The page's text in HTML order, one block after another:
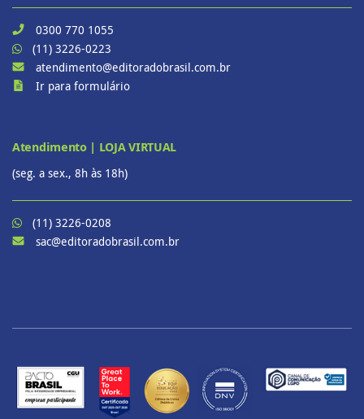
0300 770 1055
(11) 3226-0223
atendimento@editoradobrasil.com.br
Ir para formulário
Atendimento | LOJA VIRTUAL
(seg. a sex., 8h às 18h)
(11) 3226-0208
sac@editoradobrasil.com.br